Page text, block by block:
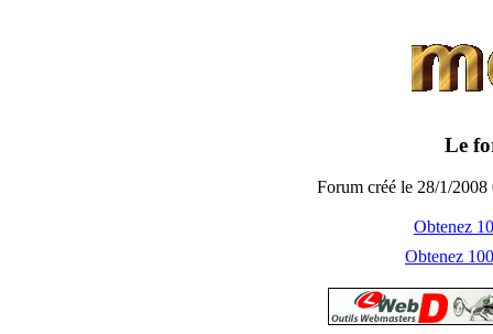
Le
Forum créé le 28/1/
Obtenez
Obtenez